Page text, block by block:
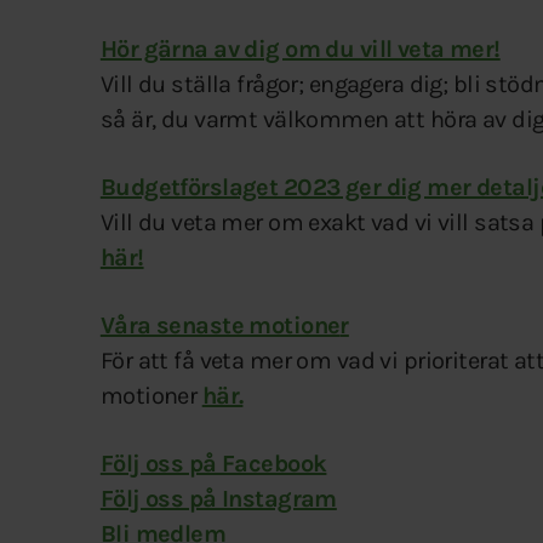
Hör gärna av dig om du vill veta mer!
Vill du ställa frågor; engagera dig; bli
så är, du varmt välkommen att höra av
Budgetförslaget 2023 ger dig mer
Vill du veta mer om exakt vad vi vill
här!
Våra senaste motioner
För att få veta mer om vad vi prioriterat
motioner här.
Följ oss på Facebook
Följ oss på Instagram
Bli medlem